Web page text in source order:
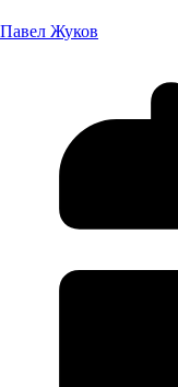
Павел Жуков